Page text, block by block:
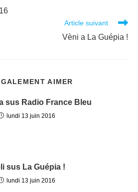
Article suivant
Vèni a La Guépia !
AIMER
sus Radio France Bleu
lundi 13 juin 2016
sus La Guépia !
lundi 13 juin 2016